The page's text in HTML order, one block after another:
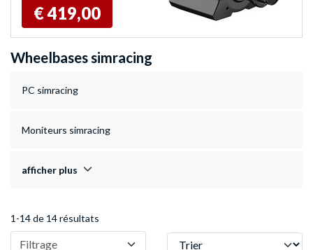
€ 419,00
Wheelbases simracing
PC simracing
Moniteurs simracing
afficher plus
1-14 de 14 résultats
Filtrage Trier